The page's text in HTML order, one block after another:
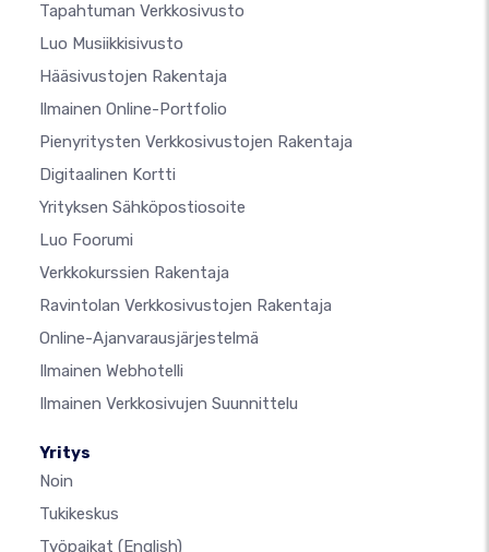
Tapahtuman Verkkosivusto
Luo Musiikkisivusto
Hääsivustojen Rakentaja
Ilmainen Online-Portfolio
Pienyritysten Verkkosivustojen Rakentaja
Digitaalinen Kortti
Yrityksen Sähköpostiosoite
Luo Foorumi
Verkkokurssien Rakentaja
Ravintolan Verkkosivustojen Rakentaja
Online-Ajanvarausjärjestelmä
Ilmainen Webhotelli
Ilmainen Verkkosivujen Suunnittelu
Yritys
Noin
Tukikeskus
Työpaikat (English)